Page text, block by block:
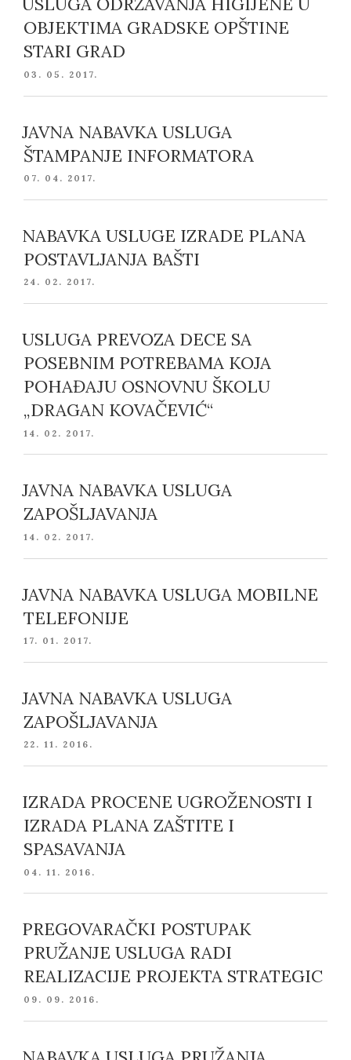
OBJEKTIMA GRADSKE OPŠTINE
STARI GRAD
POSTED
03. 05. 2017.
JAVNA NABAVKA USLUGA
ŠTAMPANJE INFORMATORA
POSTED
07. 04. 2017.
NABAVKA USLUGE IZRADE PLANA
POSTAVLJANJA BAŠTI
POSTED
24. 02. 2017.
USLUGA PREVOZA DECE SA
POSEBNIM POTREBAMA KOJA
POHAĐAJU OSNOVNU ŠKOLU
„DRAGAN KOVAČEVIĆ“
POSTED
14. 02. 2017.
JAVNA NABAVKA USLUGA
ZAPOŠLJAVANJA
POSTED
14. 02. 2017.
JAVNA NABAVKA USLUGA MOBILNE
TELEFONIJE
POSTED
17. 01. 2017.
JAVNA NABAVKA USLUGA
ZAPOŠLJAVANJA
POSTED
22. 11. 2016.
IZRADA PROCENE UGROŽENOSTI I
IZRADA PLANA ZAŠTITE I
SPASAVANJA
POSTED
04. 11. 2016.
PREGOVARAČKI POSTUPAK
PRUŽANJE USLUGA RADI
REALIZACIJE PROJEKTA STRATEGIC
POSTED
09. 09. 2016.